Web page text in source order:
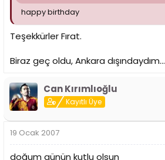
happy birthday
Teşekkürler Fırat.
Biraz geç oldu, Ankara dışındaydım...
Can Kırımlıoğlu
Kayıtlı Üye
19 Ocak 2007
doğum günün kutlu olsun